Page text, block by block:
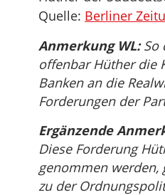
Quelle: Berliner
Anmerkung WL:So
offenbar Hüther die
Banken an die
Forderungen der
Ergänzende
Diese Forderung
genommen werden,
zu der